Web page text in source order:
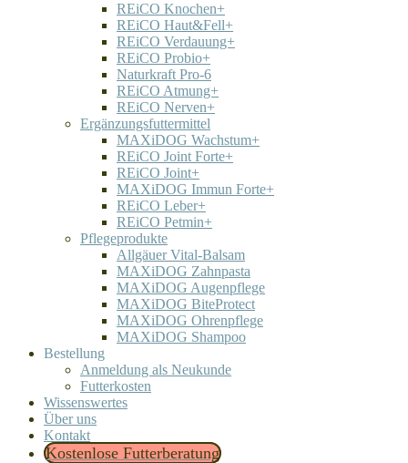
REiCO Knochen+
REiCO Haut&Fell+
REiCO Verdauung+
REiCO Probio+
Naturkraft Pro-6
REiCO Atmung+
REiCO Nerven+
Ergänzungsfuttermittel
MAXiDOG Wachstum+
REiCO Joint Forte+
REiCO Joint+
MAXiDOG Immun Forte+
REiCO Leber+
REiCO Petmin+
Pflegeprodukte
Allgäuer Vital-Balsam
MAXiDOG Zahnpasta
MAXiDOG Augenpflege
MAXiDOG BiteProtect
MAXiDOG Ohrenpflege
MAXiDOG Shampoo
Bestellung
Anmeldung als Neukunde
Futterkosten
Wissenswertes
Über uns
Kontakt
Kostenlose Futterberatung